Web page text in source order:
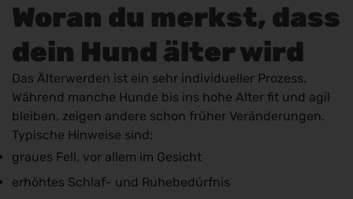
Woran du merkst, dass
dein Hund älter wird
Das Älterwerden ist ein sehr individueller Prozess.
Während manche Hunde bis ins hohe Alter fit und agil
bleiben, zeigen andere schon früher Veränderungen.
Typische Hinweise sind:
graues Fell, vor allem im Gesicht
erhöhtes Schlaf- und Ruhebedürfnis